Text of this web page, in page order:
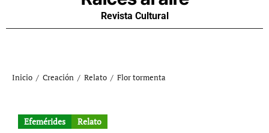
Revista Cultural
Inicio Creación Relato Flor tormenta
Efemérides Relato